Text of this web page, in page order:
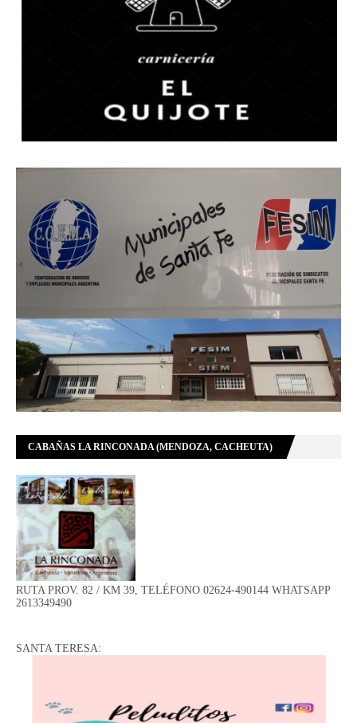
CABAÑAS LA RINCONADA (MENDOZA, CACHEUTA)
RUTA PROV. 82 / KM 39, TELÉFONO 02624-490144 WHATSAPP
2613349490
SANTA TERESA: